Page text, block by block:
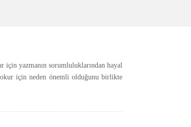
için yazmanın sorumluluklarından hayal
okur için neden önemli olduğunu birlikte